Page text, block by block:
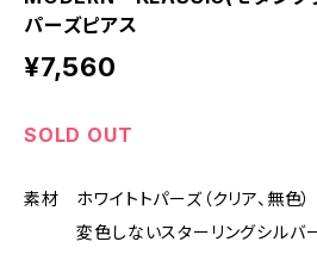
パーズピアス
¥7,560
SOLD OUT
素材 ホワイトトパーズ（クリア、無色）
変色しないスターリングシルバ